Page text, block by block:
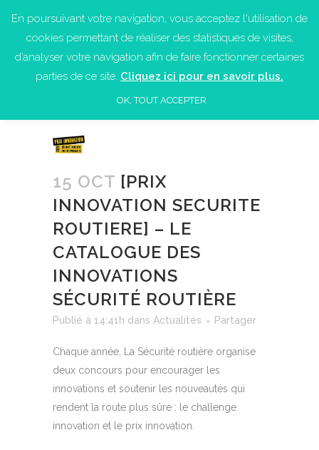
15 OCT [PRIX
INNOVATION SECURITE
ROUTIERE] – LE
CATALOGUE DES
INNOVATIONS
SÉCURITÉ ROUTIÈRE
Publié à 14:41h dans Actualités Partager
Chaque année, La Sécurité routière organise
deux concours pour encourager les
innovations et soutenir les nouveautés qui
rendent la route plus sûre : le challenge
innovation et le prix innovation.
En poursuivant votre navigation, vous acceptez l'utilisation de
cookies permettant de réaliser des statistiques de visites,
d’analyser votre navigation afin de faire fonctionner certaines
parties de ce site. Cliquez ici pour en savoir plus.
OK, TOUT ACCEPTER